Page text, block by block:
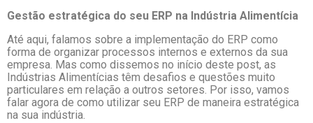
Gestão estratégica do seu ERP na Indústria Alimentícia
Até aqui, falamos sobre a implementação do ERP como
forma de organizar processos internos e externos da sua
empresa. Mas como dissemos no início deste post, as
Indústrias Alimentícias têm desafios e questões muito
particulares em relação a outros setores. Por isso, vamos
falar agora de como utilizar seu ERP de maneira estratégica
na sua indústria.